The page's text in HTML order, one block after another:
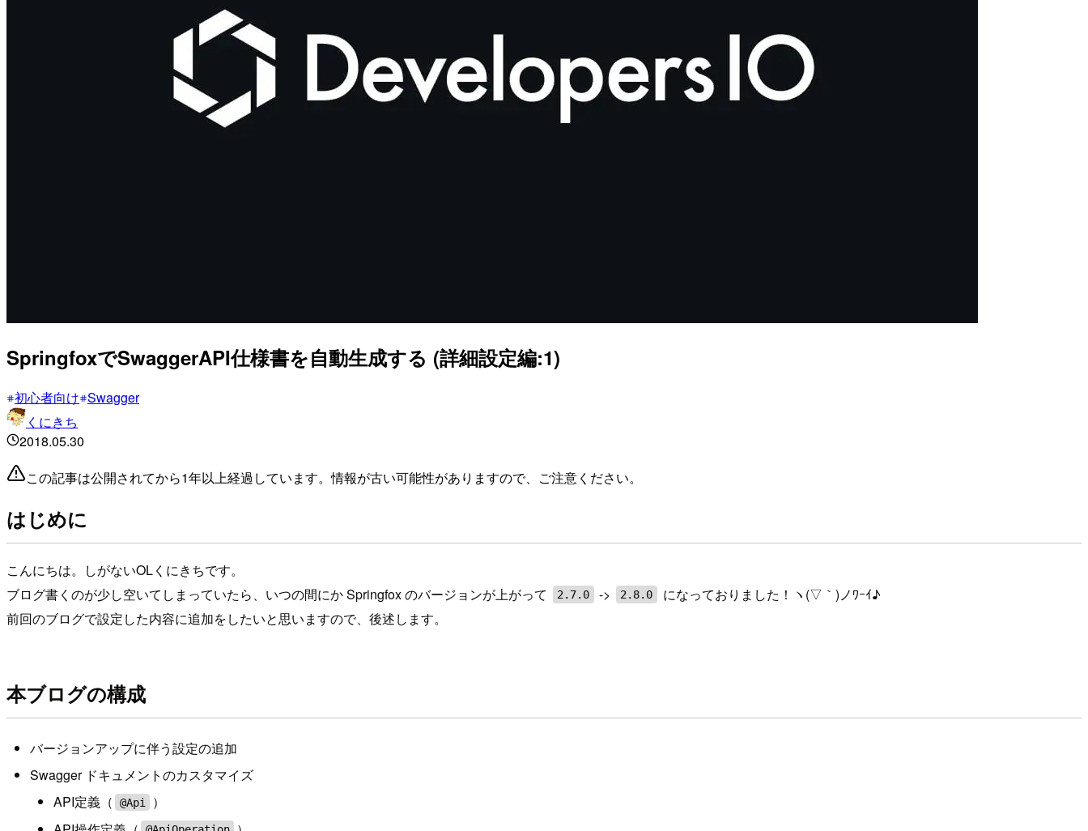
SpringfoxでSwaggerAPI仕様書を自動生成する (詳細設定編:1)
初心者向け Swagger
くにきち
2018.05.30
この記事は公開されてから1年以上経過しています。情報が古い可能性がありますので、ご注意ください。
はじめに
こんにちは。しがないOLくにきちです。
ブログ書くのが少し空いてしまっていたら、いつの間にか Springfox のバージョンが上がって
2.7.0 -> 2.8.0
になっておりました！ヽ(▽｀)ノﾜｰｲ♪
前回のブログで設定した内容に追加をしたいと思いますので、後述します。
本ブログの構成
バージョンアップに伴う設定の追加
Swagger ドキュメントのカスタマイズ
API定義（
@Api
）